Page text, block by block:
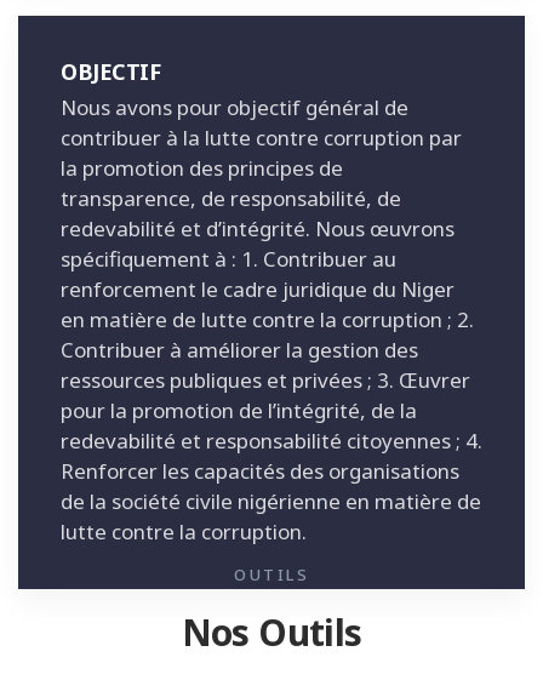
OBJECTIF
Nous avons pour objectif général de
contribuer à la lutte contre corruption par
la promotion des principes de
transparence, de responsabilité, de
redevabilité et d’intégrité. Nous œuvrons
spécifiquement à : 1. Contribuer au
renforcement le cadre juridique du Niger
en matière de lutte contre la corruption ; 2.
Contribuer à améliorer la gestion des
ressources publiques et privées ; 3. Œuvrer
pour la promotion de l’intégrité, de la
redevabilité et responsabilité citoyennes ; 4.
Renforcer les capacités des organisations
de la société civile nigérienne en matière de
lutte contre la corruption.
OUTILS
Nos Outils